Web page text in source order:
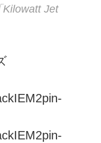
Kilowatt Jet